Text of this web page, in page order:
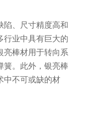
陷、尺寸精度高和
行业中具有巨大的
亮棒材用于转向系
簧。此外，银亮棒
中不可或缺的材